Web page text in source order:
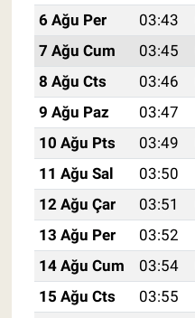
6 Ağu Per
03:43
7 Ağu Cum
03:45
8 Ağu Cts
03:46
9 Ağu Paz
03:47
10 Ağu Pts
03:49
11 Ağu Sal
03:50
12 Ağu Çar
03:51
13 Ağu Per
03:52
14 Ağu Cum
03:54
15 Ağu Cts
03:55